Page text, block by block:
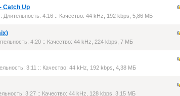
Catch Up
:: Длительность: 4:16 :: Качество: 44 kHz, 192 kbps, 5,86 МБ
4:20 :: Качество: 44 kHz, 224 kbps, 7 МБ
3:11 :: Качество: 44 kHz, 192 kbps, 4,38 МБ
3:27 :: Качество: 44 kHz, 128 kbps, 3,15 МБ